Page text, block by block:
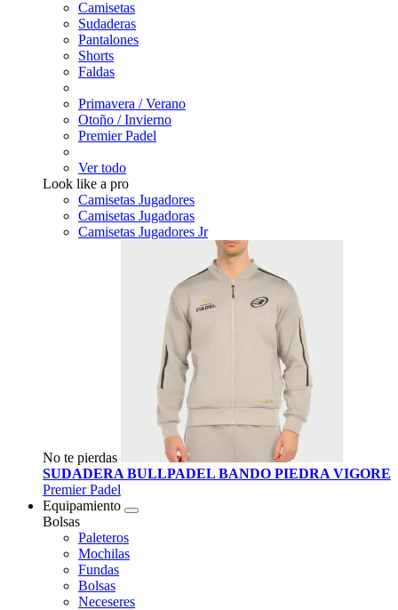
Camisetas
Sudaderas
Pantalones
Shorts
Faldas
Primavera / Verano
Otoño / Invierno
Premier Padel
Ver todo
Look like a pro
Camisetas Jugadores
Camisetas Jugadoras
Camisetas Jugadores Jr
No te pierdas
SUDADERA BULLPADEL BANDO PIEDRA VIGORE
Premier Padel
Equipamiento
Bolsas
Paleteros
Mochilas
Fundas
Bolsas
Neceseres